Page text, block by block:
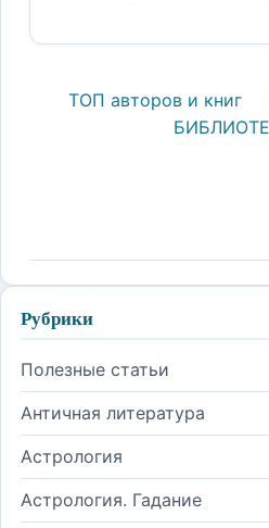
ТОП авторов и книг
Рубрики
Полезные статьи
Античная литература
Астрология
Астрология. Гадание